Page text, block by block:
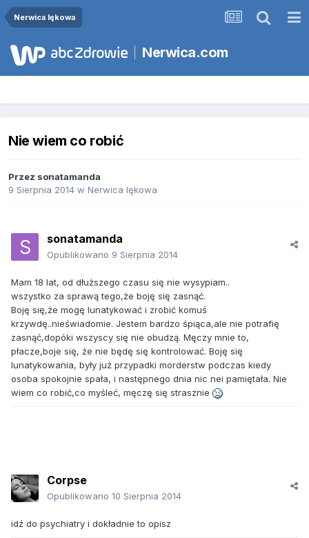
Nerwica lękowa
Nerwica.com
Nie wiem co robić
Przez sonatamanda
9 Sierpnia 2014 w Nerwica lękowa
sonatamanda
Opublikowano 9 Sierpnia 2014
Mam 18 lat, od dłuższego czasu się nie wysypiam..
wszystko za sprawą tego,że boję się zasnąć.
Boję się,że mogę lunatykować i zrobić komuś
krzywdę..nieświadomie. Jestem bardzo śpiąca,ale nie potrafię
zasnąć,dopóki wszyscy się nie obudzą. Męczy mnie to,
płacze,boje się, że nie będę się kontrolować. Boję się
lunatykowania, były już przypadki morderstw podczas kiedy
osoba spokojnie spała, i następnego dnia nic nei pamiętała. Nie
wiem co robić,co myśleć, męczę się strasznie
Corpse
Opublikowano 10 Sierpnia 2014
idź do psychiatry i dokładnie to opisz